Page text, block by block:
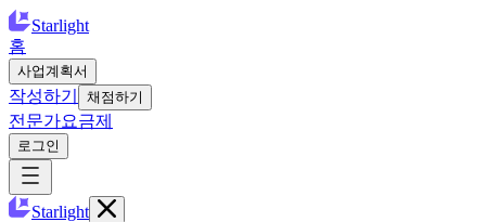
Starlight
홈
사업계획서
작성하기 채점하기
전문가요금제
로그인
Starlight